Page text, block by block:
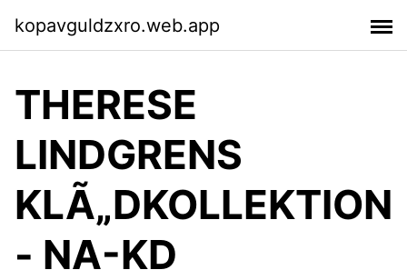
kopavguldzxro.web.app
THERESE
LINDGRENS
KLÃ„DKOLLEKTION
- NA-KD